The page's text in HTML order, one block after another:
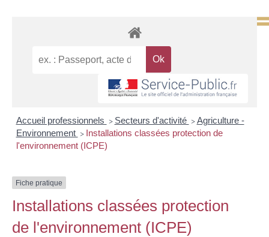
Accueil professionnels > Secteurs d'activité > Agriculture -
Environnement > Installations classées protection de
l'environnement (ICPE)
Fiche pratique
Installations classées protection
de l'environnement (ICPE)